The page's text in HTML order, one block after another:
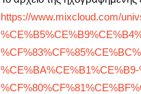
https://www.mixcloud.com/